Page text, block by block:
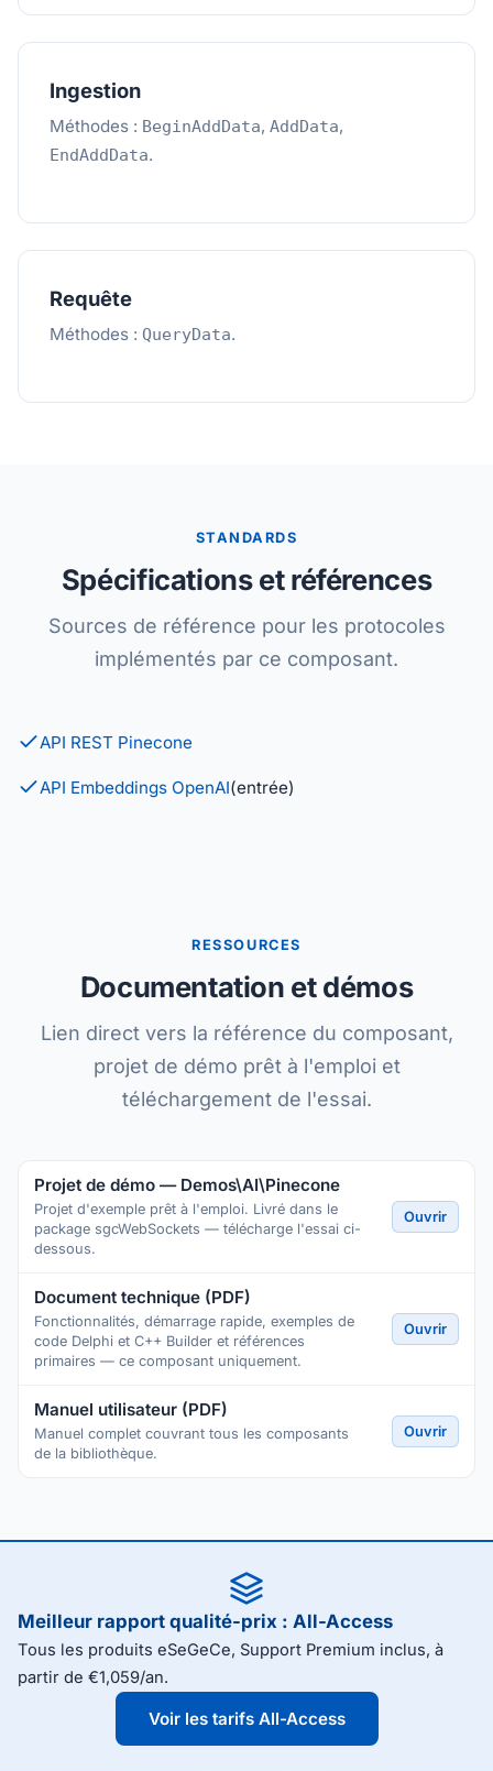
Ingestion
Méthodes : BeginAddData, AddData,
EndAddData.
Requête
Méthodes : QueryData.
STANDARDS
Spécifications et références
Sources de référence pour les protocoles
implémentés par ce composant.
API REST Pinecone
API Embeddings OpenAI(entrée)
RESSOURCES
Documentation et démos
Lien direct vers la référence du composant,
projet de démo prêt à l'emploi et
téléchargement de l'essai.
Projet de démo — Demos\AI\Pinecone
Projet d'exemple prêt à l'emploi. Livré dans le
package sgcWebSockets — télécharge l'essai ci-
dessous.
Ouvrir
Document technique (PDF)
Fonctionnalités, démarrage rapide, exemples de
code Delphi et C++ Builder et références
primaires — ce composant uniquement.
Ouvrir
Manuel utilisateur (PDF)
Manuel complet couvrant tous les composants
de la bibliothèque.
Ouvrir
Meilleur rapport qualité-prix : All-Access
Tous les produits eSeGeCe, Support Premium inclus, à
partir de €1,059/an.
Voir les tarifs All-Access